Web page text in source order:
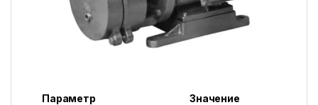
Параметр Значение